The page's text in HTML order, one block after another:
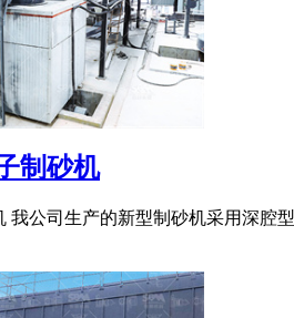
制砂机
我公司生产的新型制砂机采用深腔